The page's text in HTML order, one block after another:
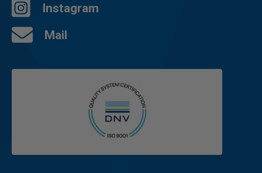
Instagram
Mail